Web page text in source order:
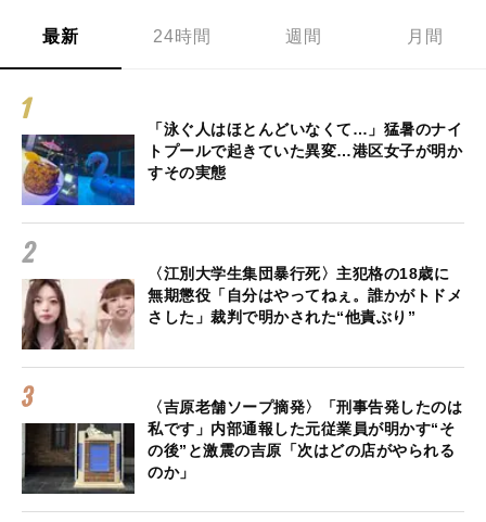
最新 24時間 週間 月間
「泳ぐ人はほとんどいなくて…」猛暑のナイ
トプールで起きていた異変…港区女子が明か
すその実態
〈江別大学生集団暴行死〉主犯格の18歳に
無期懲役「自分はやってねぇ。誰かがトドメ
さした」裁判で明かされた“他責ぶり”
〈吉原老舗ソープ摘発〉「刑事告発したのは
私です」内部通報した元従業員が明かす“そ
の後”と激震の吉原「次はどの店がやられる
のか」